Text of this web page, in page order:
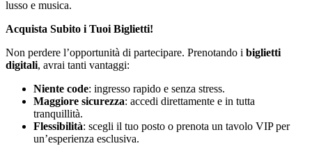
lusso e musica.
Acquista Subito i Tuoi Biglietti!
Non perdere l’opportunità di partecipare. Prenotando i biglietti
digitali, avrai tanti vantaggi:
Niente code: ingresso rapido e senza stress.
Maggiore sicurezza: accedi direttamente e in tutta
tranquillità.
Flessibilità: scegli il tuo posto o prenota un tavolo VIP per
un’esperienza esclusiva.